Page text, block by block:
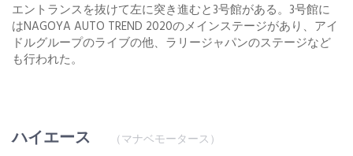
エントランスを抜けて左に突き進むと3号館がある。3号館に
はNAGOYA AUTO TREND 2020のメインステージがあり、アイ
ドルグループのライブの他、ラリージャパンのステージなど
も行われた。
ハイエース （マナベモータース）